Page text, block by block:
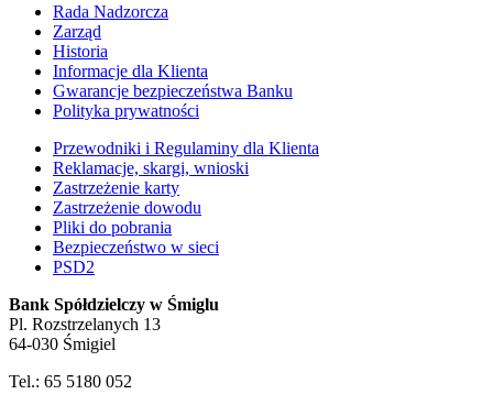
Rada Nadzorcza
Zarząd
Historia
Informacje dla Klienta
Gwarancje bezpieczeństwa Banku
Polityka prywatności
Przewodniki i Regulaminy dla Klienta
Reklamacje, skargi, wnioski
Zastrzeżenie karty
Zastrzeżenie dowodu
Pliki do pobrania
Bezpieczeństwo w sieci
PSD2
Bank Spółdzielczy w Śmiglu
Pl. Rozstrzelanych 13
64-030 Śmigiel
Tel.: 65 5180 052